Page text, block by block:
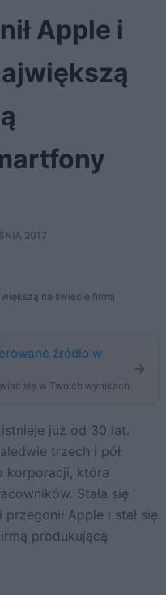
Apple i
2017
na świecie firmą
źródło w
się w Twoich wynikach
trzech i pół
korporacji, która
Stała się
Apple i stał się
produkującą